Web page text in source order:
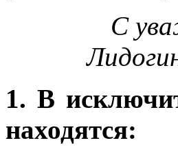
С
1. В
находятся: